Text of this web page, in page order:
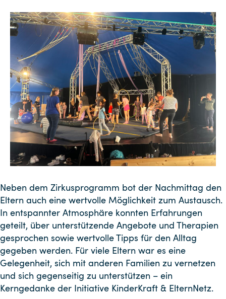
Neben dem Zirkusprogramm bot der Nachmittag den
Eltern auch eine wertvolle Möglichkeit zum Austausch.
In entspannter Atmosphäre konnten Erfahrungen
geteilt, über unterstützende Angebote und Therapien
gesprochen sowie wertvolle Tipps für den Alltag
gegeben werden. Für viele Eltern war es eine
Gelegenheit, sich mit anderen Familien zu vernetzen
und sich gegenseitig zu unterstützen – ein
Kerngedanke der Initiative KinderKraft & ElternNetz.